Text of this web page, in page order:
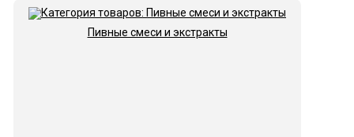
Пивные смеси и экстракты